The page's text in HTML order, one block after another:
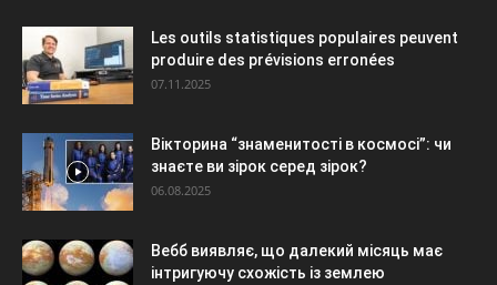
Les outils statistiques populaires peuvent
produire des prévisions erronées
07.11.2025
Вікторина “знаменитості в космосі”: чи
знаєте ви зірок серед зірок?
06.08.2025
Вебб виявляє, що далекий місяць має
інтригуючу схожість із землею